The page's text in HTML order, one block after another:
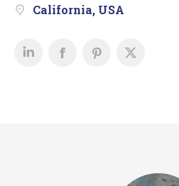
California, USA